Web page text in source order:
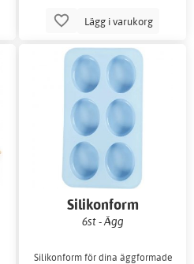
Lägg i varukorg
Silikonform
6st - Ägg
Silikonform för dina äggformade